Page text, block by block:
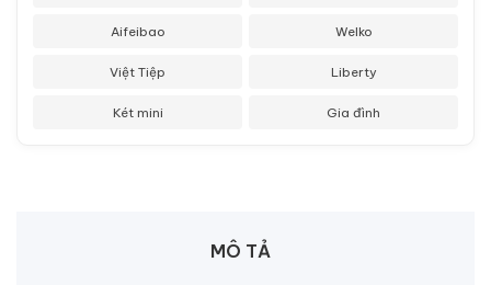
Aifeibao Welko
Việt Tiệp Liberty
Két mini Gia đình
MÔ TẢ